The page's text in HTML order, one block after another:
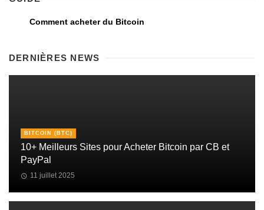
Comment acheter du Bitcoin
DERNIÈRES NEWS
BITCOIN (BTC)
10+ Meilleurs Sites pour Acheter Bitcoin par CB et
PayPal
11 juillet 2025